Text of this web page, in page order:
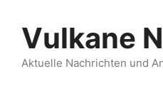
Inhalt
springenVulkane
Aktuelle Nachrichten und